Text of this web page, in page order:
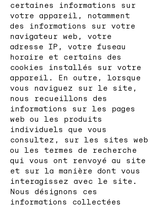
certaines informations sur
votre appareil, notamment
des informations sur votre
navigateur web, votre
adresse IP, votre fuseau
horaire et certains des
cookies installés sur votre
appareil. En outre, lorsque
vous naviguez sur le site,
nous recueillons des
informations sur les pages
web ou les produits
individuels que vous
consultez, sur les sites web
ou les termes de recherche
qui vous ont renvoyé au site
et sur la manière dont vous
interagissez avec le site.
Nous désignons ces
informations collectées